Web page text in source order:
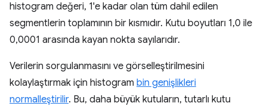
histogram değeri, 1'e kadar olan tüm dahil edilen
segmentlerin toplamının bir kısmıdır. Kutu boyutları 1,0 ile
0,0001 arasında kayan nokta sayılarıdır.
Verilerin sorgulanmasını ve görselleştirilmesini
kolaylaştırmak için histogram bin genişlikleri
normalleştirilir. Bu, daha büyük kutuların, tutarlı kutu